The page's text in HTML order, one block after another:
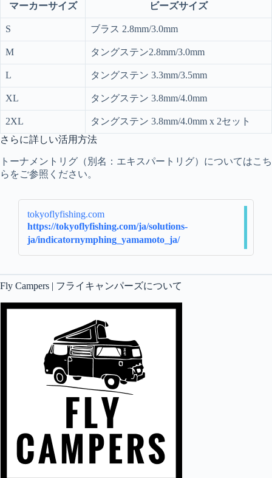
マーカーサイズ ビーズサイズ
S ブラス 2.8mm/3.0mm
M タングステン2.8mm/3.0mm
L タングステン 3.3mm/3.5mm
XL タングステン 3.8mm/4.0mm
2XL
タングステン 3.8mm/4.0mm x 2セット
さらに詳しい活用方法
トーナメントリグ（別名：エキスパートリグ）についてはこち
らをご参照ください。
tokyoflyfishing.com
https://tokyoflyfishing.com/ja/solutions-
ja/indicatornymphing_yamamoto_ja/
Fly Campers | フライキャンパーズについて